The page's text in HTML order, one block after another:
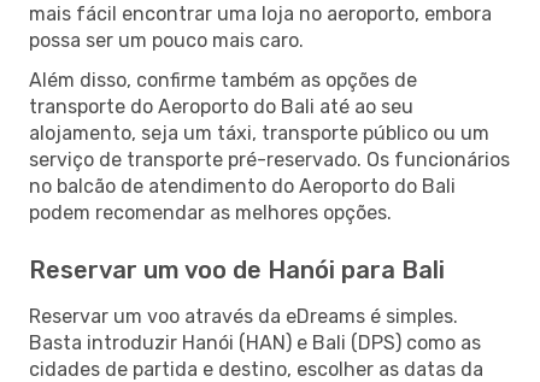
mais fácil encontrar uma loja no aeroporto, embora
possa ser um pouco mais caro.
Além disso, confirme também as opções de
transporte do Aeroporto do Bali até ao seu
alojamento, seja um táxi, transporte público ou um
serviço de transporte pré-reservado. Os funcionários
no balcão de atendimento do Aeroporto do Bali
podem recomendar as melhores opções.
Reservar um voo de Hanói para Bali
Reservar um voo através da eDreams é simples.
Basta introduzir Hanói (HAN) e Bali (DPS) como as
cidades de partida e destino, escolher as datas da